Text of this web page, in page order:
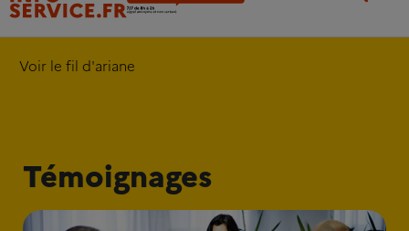
Voir le fil d'ariane
Témoignages